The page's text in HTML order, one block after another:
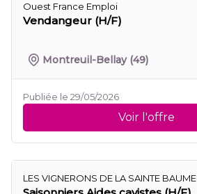
Ouest France Emploi
Vendangeur (H/F)
Montreuil-Bellay (49)
Publiée le 29/05/2026
Voir l'offre
LES VIGNERONS DE LA SAINTE BAUME